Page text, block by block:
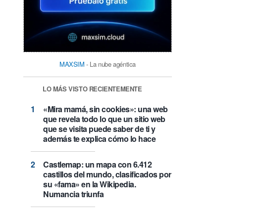
MAXSIM - La nube agéntica
LO MÁS VISTO RECIENTEMENTE
«Mira mamá, sin cookies»: una web
que revela todo lo que un sitio web
que se visita puede saber de ti y
además te explica cómo lo hace
Castlemap: un mapa con 6.412
castillos del mundo, clasificados por
su «fama» en la Wikipedia.
Numancia triunfa